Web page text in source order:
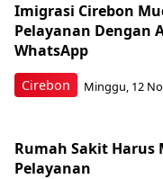
Cirebon
Imigrasi Cirebon
Pelayanan Dengan
WhatsApp
Minggu, 12
Rumah Sakit
Pelayanan